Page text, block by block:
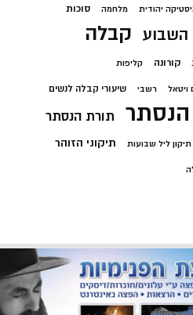
יהודית מלחמה סוכות
קבלה
קורונה קליפות
ויטאל רשבי שיעורי קבלה לנשים
תורת הנסתר
תיקון ליל שבועות תיקוני הזוהר